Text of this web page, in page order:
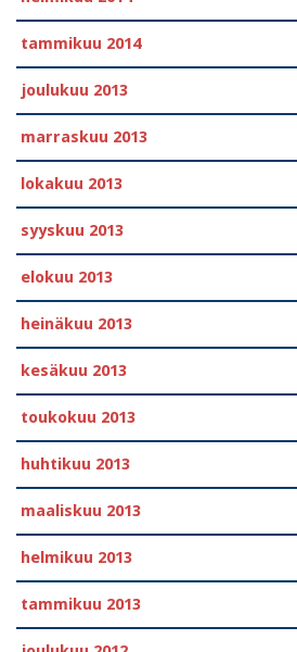
tammikuu 2014
joulukuu 2013
marraskuu 2013
lokakuu 2013
syyskuu 2013
elokuu 2013
heinäkuu 2013
kesäkuu 2013
toukokuu 2013
huhtikuu 2013
maaliskuu 2013
helmikuu 2013
tammikuu 2013